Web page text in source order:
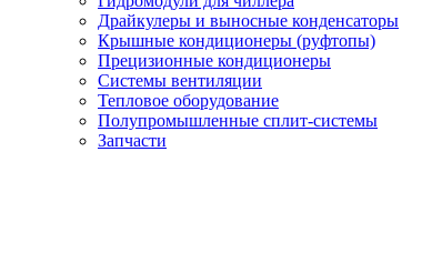
Драйкулеры и выносные конденсаторы
Крышные кондиционеры (руфтопы)
Прецизионные кондиционеры
Системы вентиляции
Тепловое оборудование
Полупромышленные сплит-системы
Запчасти